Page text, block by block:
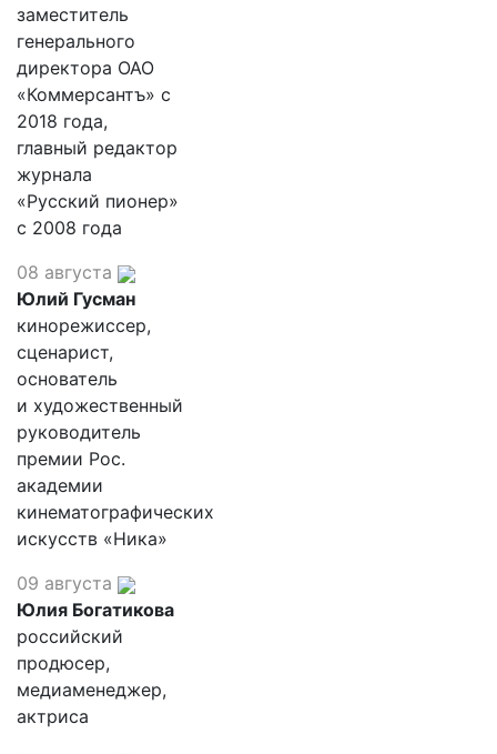
заместитель
генерального
директора ОАО
«Коммерсантъ» с
2018 года,
главный редактор
журнала
«Русский пионер»
с 2008 года
08 августа
Юлий Гусман
кинорежиссер,
сценарист,
основатель
и художественный
руководитель
премии Рос.
академии
кинематографических
искусств «Ника»
09 августа
Юлия Богатикова
российский
продюсер,
медиаменеджер,
актриса